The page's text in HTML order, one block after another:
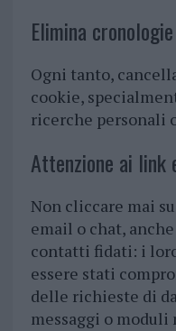
Elimina
Ogni tanto,
cookie,
ricerche personali
Attenzione ai link
Non cliccare mai
email o chat,
contatti fidati: i
essere stati
delle richieste di
messaggi o